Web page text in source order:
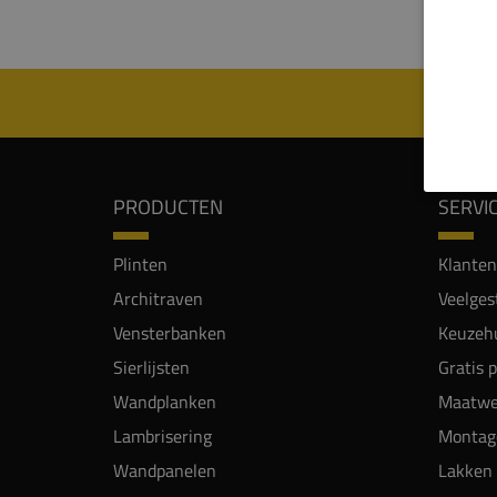
PRODUCTEN
Plinten
Architraven
Vensterbanken
Sierlijsten
Wandplanken
Lambrisering
Wandpanelen
Gratis